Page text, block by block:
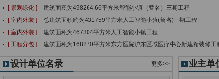
[ 景观绿化 ]
建筑面积为498264.66平方米智能小镇（暂名）三期工程
[ 室内外装 ]
总建筑面积约为431759平方米人工智能小镇(暂名)一期工程
[ 室内外装 ]
建筑面积为467304平方米人工智能小镇工程
[ 工程分包 ]
建筑面积为168270平方米东方医院沪东区域医疗中心新建精装修工
设计单位名录 更多>> 业主单